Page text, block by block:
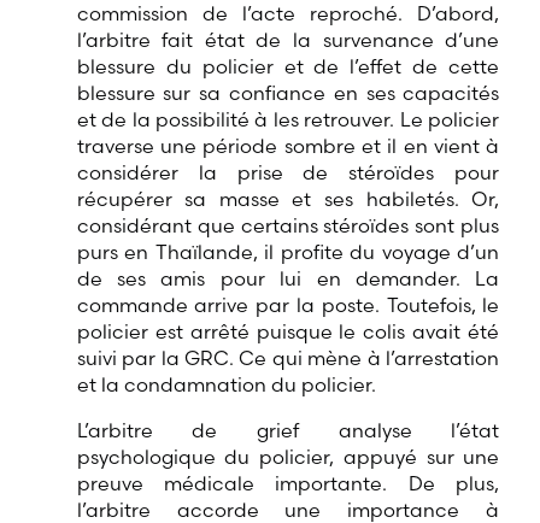
commission de l’acte reproché. D’abord,
l’arbitre fait état de la survenance d’une
blessure du policier et de l’effet de cette
blessure sur sa confiance en ses capacités
et de la possibilité à les retrouver. Le policier
traverse une période sombre et il en vient à
considérer la prise de stéroïdes pour
récupérer sa masse et ses habiletés. Or,
considérant que certains stéroïdes sont plus
purs en Thaïlande, il profite du voyage d’un
de ses amis pour lui en demander. La
commande arrive par la poste. Toutefois, le
policier est arrêté puisque le colis avait été
suivi par la GRC. Ce qui mène à l’arrestation
et la condamnation du policier.
L’arbitre de grief analyse l’état
psychologique du policier, appuyé sur une
preuve médicale importante. De plus,
l’arbitre accorde une importance à